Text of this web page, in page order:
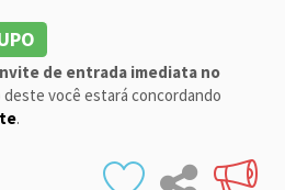
de entrada imediata no
deste você estará concordando
.